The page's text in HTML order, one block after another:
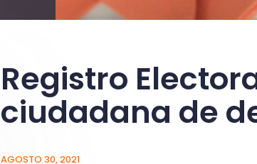
Registro
ciudadana de
AGOSTO 30, 2021